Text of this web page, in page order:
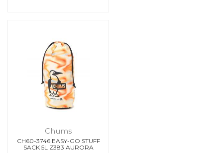
Chums
CH60-3746 EASY-GO STUFF
SACK 5L Z383 AURORA